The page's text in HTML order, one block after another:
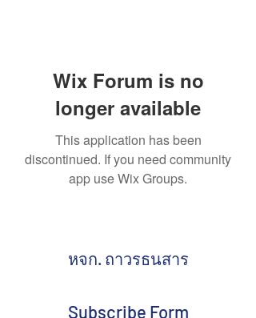
Wix Forum is no
longer available
This application has been
discontinued. If you need community
app use Wix Groups.
หจก. ถาวรธนสาร
Subscribe Form